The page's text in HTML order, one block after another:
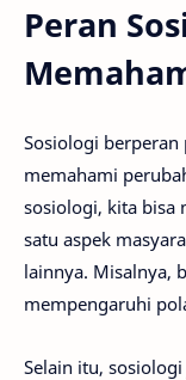
Peran
Sosiologi
memahami
sosiologi, kita bisa
satu aspek
lainnya. Misalnya,
mempengaruhi
Selain itu,